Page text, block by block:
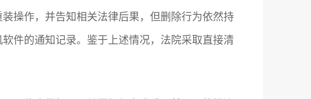
操作，并告知相关法律后果，但删除行为依然持
件的通知记录。鉴于上述情况，法院采取直接清